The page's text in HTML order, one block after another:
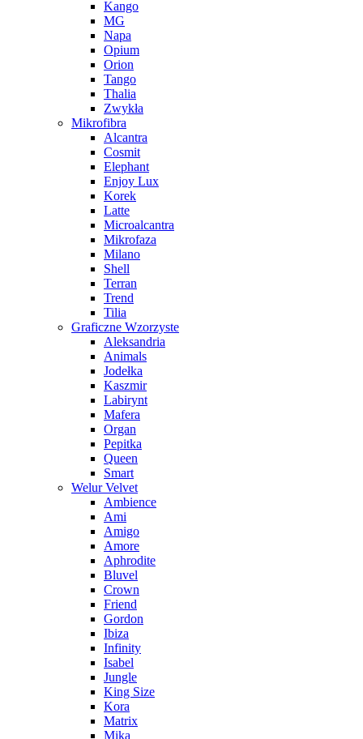
Kango
MG
Napa
Opium
Orion
Tango
Thalia
Zwykła
Mikrofibra
Alcantra
Cosmit
Elephant
Enjoy Lux
Korek
Latte
Microalcantra
Mikrofaza
Milano
Shell
Terran
Trend
Tilia
Graficzne Wzorzyste
Aleksandria
Animals
Jodełka
Kaszmir
Labirynt
Mafera
Organ
Pepitka
Queen
Smart
Welur Velvet
Ambience
Ami
Amigo
Amore
Aphrodite
Bluvel
Crown
Friend
Gordon
Ibiza
Infinity
Isabel
Jungle
King Size
Kora
Matrix
Mika